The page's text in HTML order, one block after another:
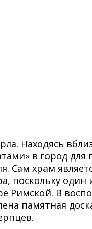
Находясь
в город
Сам храм
поскольку один
Римской. В
памятная